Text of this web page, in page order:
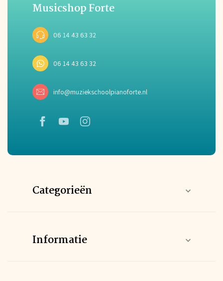
Musicshop Forte
06 14 43 63 32
06 14 43 63 32
info@muziekschoolpianoforte.nl
Categorieën
Informatie